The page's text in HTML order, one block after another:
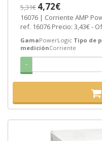
5,31€ 4,72€
16076 | Corriente AMP
ref. 16076 Precio: 3,43€ -
GamaPowerLogic Tipo de
mediciónCorriente
-